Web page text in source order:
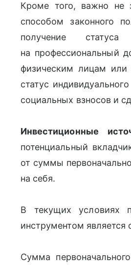
Кроме того, важно не
способом законного
получение
на профессиональный
физическим лицам
статус
социальных взносов и
Инвестиционные
потенциальный
от суммы
на себя.
В текущих условиях
инструментом
Сумма